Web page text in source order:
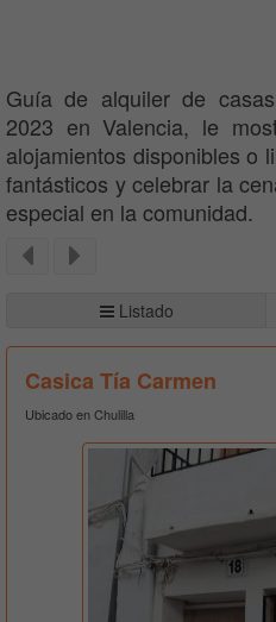
Guía de alquiler de
2023 en Valencia, le
alojamientos disponibles o
fantásticos y celebrar la
especial en la comunidad.
Listado
Casica Tía Carmen
Ubicado en Chulilla